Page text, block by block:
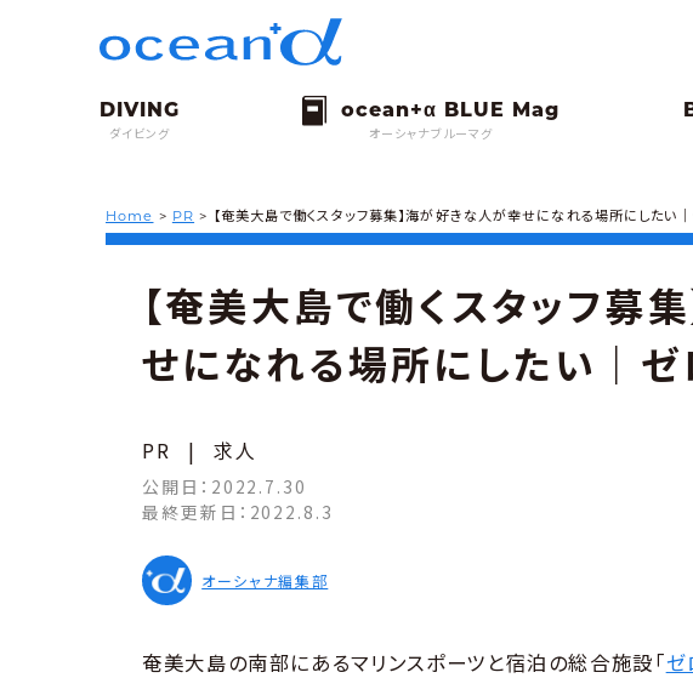
ダイビング オーシャナブルーマグ
Home > PR > 【奄美大島で働くスタッフ募集】海が好きな人が幸せになれる場所にしたい｜
【奄美大島で働くスタッフ募
せになれる場所にしたい｜ゼ
PR | 求人
公開日： 2022.7.30
最終更新日： 2022.8.3
オーシャナ編集部
奄美大島の南部にあるマリンスポーツと宿泊の総合施設「ゼ